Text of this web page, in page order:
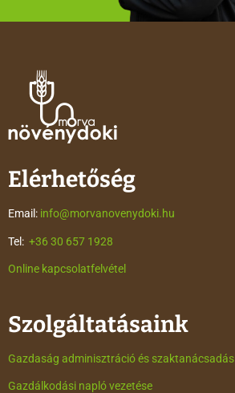
Elérhetőség
Email: info@morvanovenydoki.hu
Tel: +36 30 657 1928
Online kapcsolatfelvétel
Szolgáltatásaink
Gazdaság adminisztráció és szaktanácsadás
Gazdálkodási napló vezetése